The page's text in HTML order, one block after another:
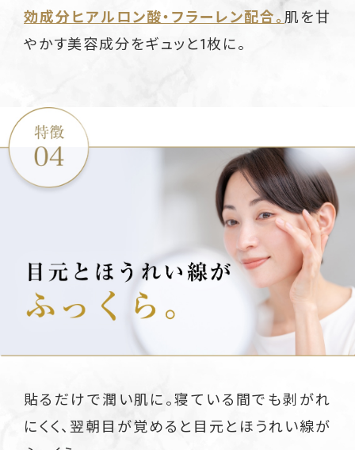
効成分ヒアルロン酸・フラーレン配合。肌を甘
やかす美容成分をギュッと1枚に。
貼るだけで潤い肌に。寝ている間でも剥がれ
にくく、翌朝目が覚めると目元とほうれい線が